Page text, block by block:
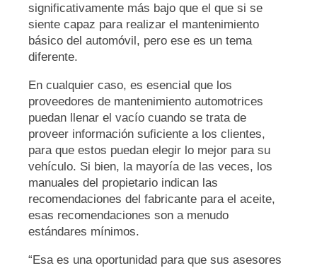
significativamente más bajo que el que si se
siente capaz para realizar el mantenimiento
básico del automóvil, pero ese es un tema
diferente.
En cualquier caso, es esencial que los
proveedores de mantenimiento automotrices
puedan llenar el vacío cuando se trata de
proveer información suficiente a los clientes,
para que estos puedan elegir lo mejor para su
vehículo. Si bien, la mayoría de las veces, los
manuales del propietario indican las
recomendaciones del fabricante para el aceite,
esas recomendaciones son a menudo
estándares mínimos.
“Esa es una oportunidad para que sus asesores